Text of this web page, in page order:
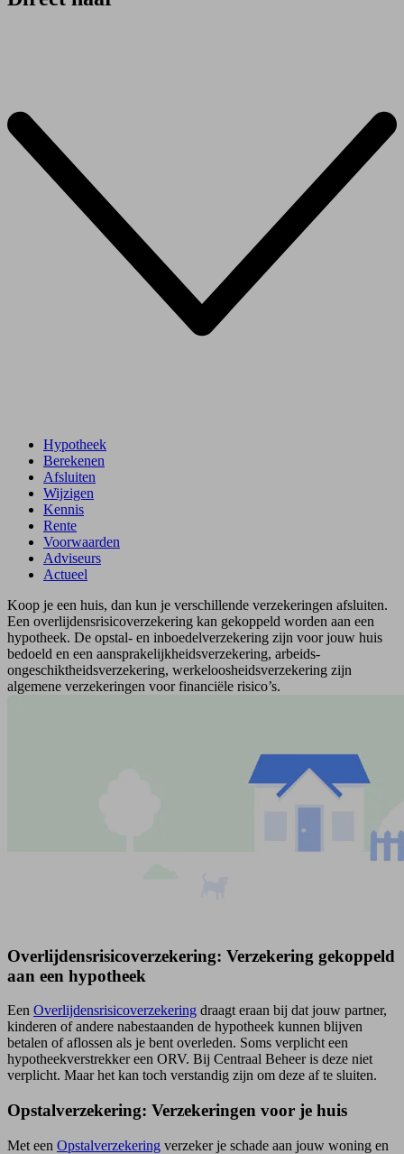
Hypotheek
Berekenen
Afsluiten
Wijzigen
Kennis
Rente
Voorwaarden
Adviseurs
Actueel
Koop je een huis, dan kun je verschillende verzekeringen afsluiten.
Een overlijdens­risico­verzekering kan gekoppeld worden aan een
hypotheek. De opstal- en inboedelverzekering zijn voor jouw huis
bedoeld en een aansprakelijkheids­verzekering, arbeids­
ongeschiktheids­verzekering, werkeloosheids­verzekering zijn
algemene verzekeringen voor financiële risico’s.
Overlijdens­risico­verzekering: Verzekering gekoppeld
aan een hypotheek
Een Overlijdens­risico­verzekering draagt eraan bij dat jouw partner,
kinderen of andere nabestaanden de hypotheek kunnen blijven
betalen of aflossen als je bent overleden. Soms verplicht een
hypotheek­verstrekker een ORV. Bij Centraal Beheer is deze niet
verplicht. Maar het kan toch verstandig zijn om deze af te sluiten.
Opstalverzekering: Verzekeringen voor je huis
Met een Opstal­verzekering verzeker je schade aan jouw woning en